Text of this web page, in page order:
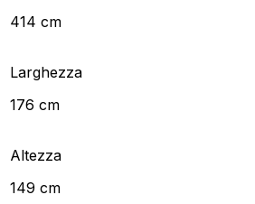
414 cm
Larghezza
176 cm
Altezza
149 cm